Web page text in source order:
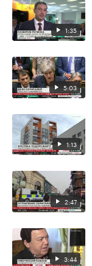
1:35
5:03
1:13
2:47
3:44